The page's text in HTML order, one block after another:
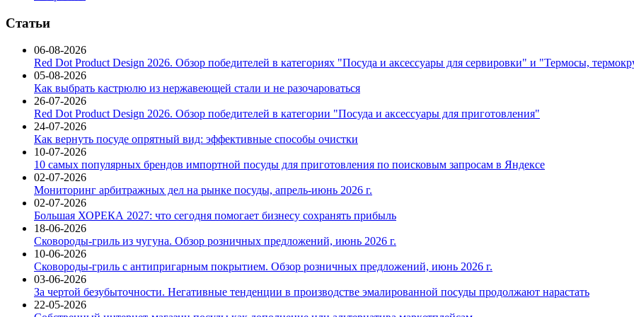
Статьи
06-08-2026
Red Dot Product Design 2026. Обзор победителей в категориях "Посуда и аксессуары для сервировки" и "Термосы,
05-08-2026
Как выбрать кастрюлю из нержавеющей стали и не разочароваться
26-07-2026
Red Dot Product Design 2026. Обзор победителей в категории "Посуда и аксессуары для приготовления"
24-07-2026
Как вернуть посуде опрятный вид: эффективные способы очистки
10-07-2026
10 самых популярных брендов импортной посуды для приготовления по поисковым запросам в Яндексе
02-07-2026
Мониторинг арбитражных дел на рынке посуды, апрель-июнь 2026 г.
02-07-2026
Большая ХОРЕКА 2027: что сегодня помогает бизнесу сохранять прибыль
18-06-2026
Сковороды-гриль из чугуна. Обзор розничных предложений, июнь 2026 г.
10-06-2026
Сковороды-гриль с антипригарным покрытием. Обзор розничных предложений, июнь 2026 г.
03-06-2026
За чертой безубыточности. Негативные тенденции в производстве эмалированной посуды продолжают нарастать
22-05-2026